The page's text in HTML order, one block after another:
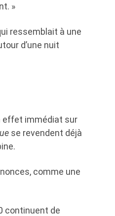
»
ressemblait à une
d’une nuit
effet immédiat sur
se revendent déjà
comme une
continuent de